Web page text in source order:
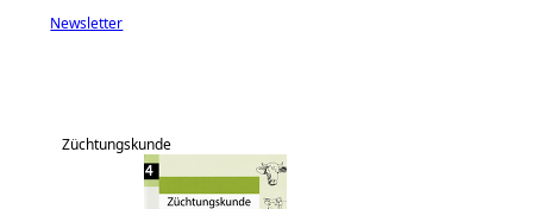
Newsletter
Züchtungskunde